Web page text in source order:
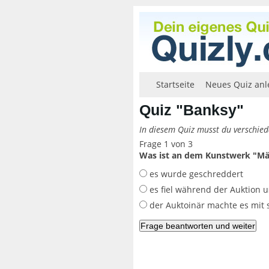
Startseite Neues Quiz
Quiz "Banksy"
In diesem Quiz musst du
Frage 1 von 3
Was ist an dem Kunstwerk
es wurde geschreddert
es fiel während der Auktion
der Auktoinär machte es mit